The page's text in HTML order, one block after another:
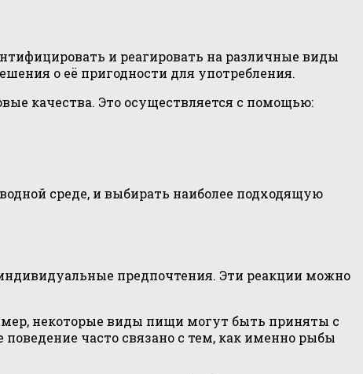
и реагировать на различные виды
о её пригодности для употребления.
качества. Это осуществляется с помощью:
среде, и выбирать наиболее подходящую
предпочтения. Эти реакции можно
некоторые виды пищи могут быть приняты с
часто связано с тем, как именно рыбы